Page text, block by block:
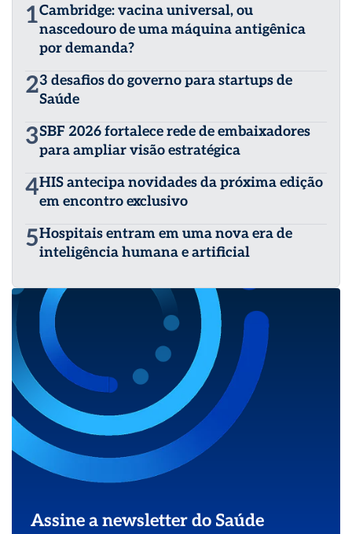
1Cambridge: vacina universal, ou
nascedouro de uma máquina antigênica
por demanda?
23 desafios do governo para startups de
Saúde
3SBF 2026 fortalece rede de embaixadores
para ampliar visão estratégica
4HIS antecipa novidades da próxima edição
em encontro exclusivo
5Hospitais entram em uma nova era de
inteligência humana e artificial
Assine a newsletter do Saúde